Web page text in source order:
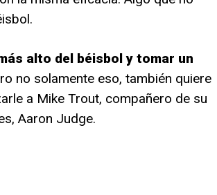
alto del béisbol y tomar un
no solamente eso, también quiere
a Mike Trout, compañero de su
Aaron Judge.